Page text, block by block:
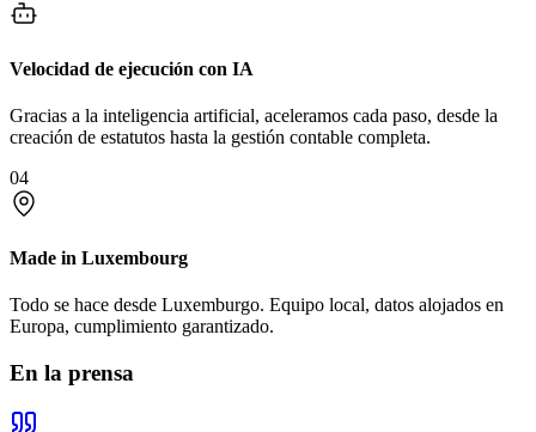
Velocidad de ejecución con IA
Gracias a la inteligencia artificial, aceleramos cada paso, desde la
creación de estatutos hasta la gestión contable completa.
04
Made in Luxembourg
Todo se hace desde Luxemburgo. Equipo local, datos alojados en
Europa, cumplimiento garantizado.
En la prensa